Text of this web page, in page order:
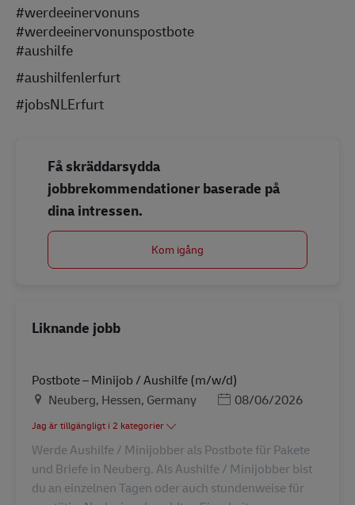
#werdeeinervonuns
#werdeeinervonunspostbote
#aushilfe
#aushilfenlerfurt
#jobsNLErfurt
Få skräddarsydda
jobbrekommendationer baserade på
dina intressen.
Kom igång
Liknande jobb
Postbote – Minijob / Aushilfe (m/w/d)
PlatsNeuberg, Hessen, Germany Posted Date
08/06/2026
Jag är tillgängligt i 2 kategorier
Werde Aushilfe / Minijobber als Postbote für Pakete
und Briefe in Neuberg. Als Aushilfe / Minijobber bist
du an einzelnen Tagen oder auch stundenweise für